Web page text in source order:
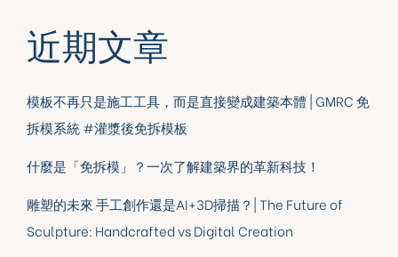
近期文章
模板不再只是施工工具，而是直接變成建築本體 | GMRC 免
拆模系統 #灌漿後免拆模板
什麼是「免拆模」？一次了解建築界的革新科技！
雕塑的未來 手工創作還是AI+3D掃描？| The Future of
Sculpture: Handcrafted vs Digital Creation